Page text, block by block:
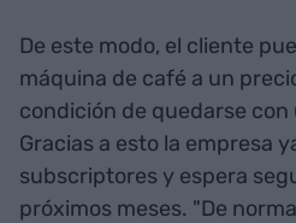
De este modo, el cliente
máquina de café a un
condición de quedarse
Gracias a esto la empresa
subscriptores y espera
próximos meses. "De